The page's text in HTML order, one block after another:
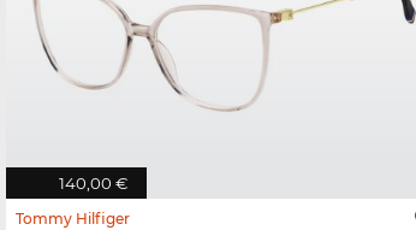
140,00 €
Tommy Hilfiger